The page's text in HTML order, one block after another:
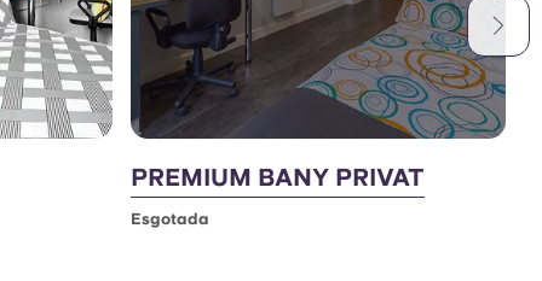
PREMIUM BANY PRIVAT
Esgotada